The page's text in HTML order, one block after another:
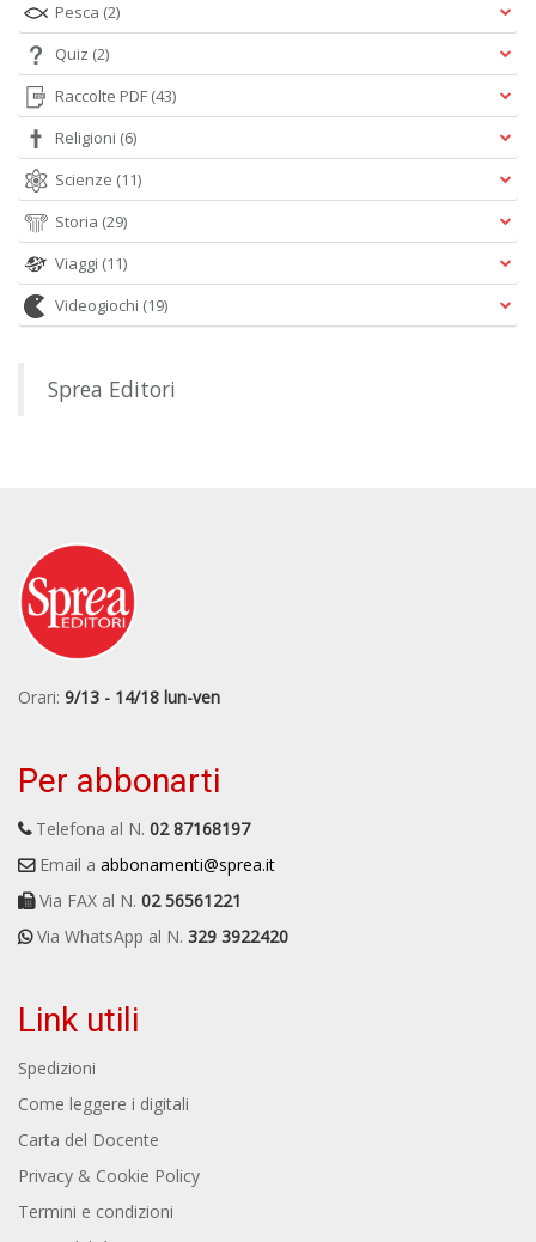
Pesca (2)
Quiz (2)
Raccolte PDF (43)
Religioni (6)
Scienze (11)
Storia (29)
Viaggi (11)
Videogiochi (19)
Sprea Editori
Orari: 9/13 - 14/18 lun-ven
Per abbonarti
Telefona al N. 02 87168197
Email a abbonamenti@sprea.it
Via FAX al N. 02 56561221
Via WhatsApp al N. 329 3922420
Link utili
Spedizioni
Come leggere i digitali
Carta del Docente
Privacy & Cookie Policy
Termini e condizioni